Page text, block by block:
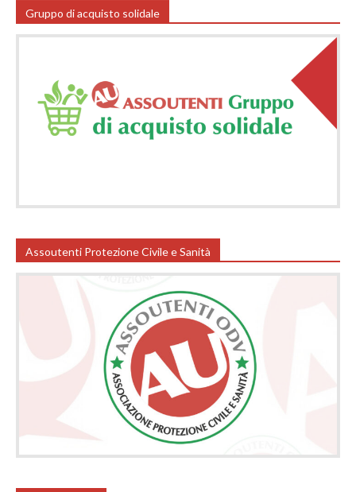
Gruppo di acquisto solidale
Assoutenti Protezione Civile e Sanità